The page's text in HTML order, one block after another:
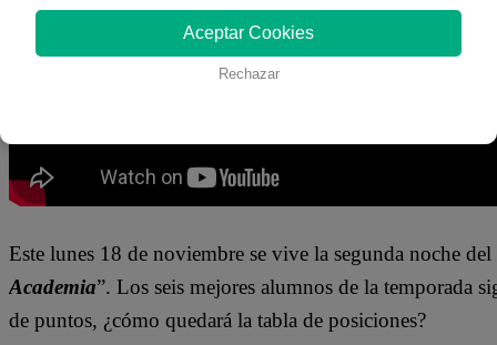
Este lunes 18 de noviembre se vive la segunda noche
Academia”. Los seis mejores alumnos de la temporada
de puntos, ¿cómo quedará la tabla de posiciones?
Aceptar Cookies
Rechazar